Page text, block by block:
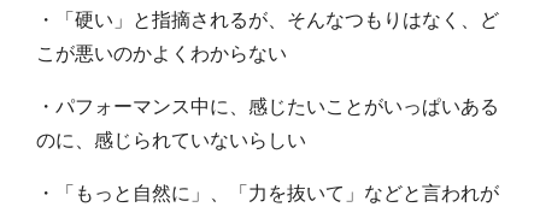
・「硬い」と指摘されるが、そんなつもりはなく、ど
こが悪いのかよくわからない
・パフォーマンス中に、感じたいことがいっぱいある
のに、感じられていないらしい
・「もっと自然に」、「力を抜いて」などと言われが